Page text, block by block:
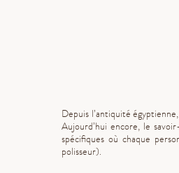
Depuis l’antiquité
Aujourd’hui encore, le
spécifiques où chaque
polisseur).